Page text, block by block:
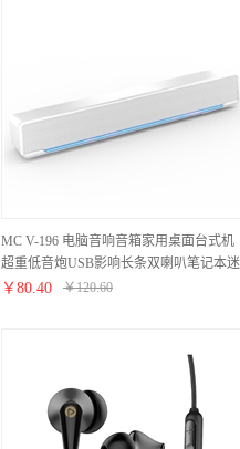
MC V-196 电脑音响音箱家用桌面台式机
超重低音炮USB影响长条双喇叭笔记本迷
你手机小钢炮大音量 白色经典版(蓝牙+
￥ 80.40 ￥120.60